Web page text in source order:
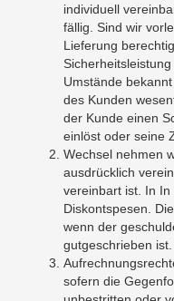
individuell
fällig. Sind wir
Lieferung
Umstände
des Kunden
der Kunde einen
einlöst oder seine
Wechsel nehmen
ausdrücklich
vereinbart ist. In
Diskontspesen.
wenn der
gutgeschrieben ist.
sofern die